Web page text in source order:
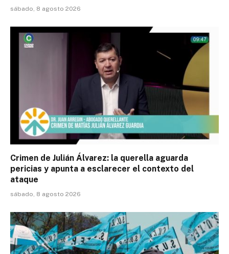
sábado, 8 agosto 2026
Crimen de Julián Álvarez: la querella aguarda
pericias y apunta a esclarecer el contexto del
ataque
sábado, 8 agosto 2026